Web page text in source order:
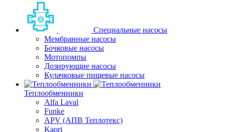
Специальные насосы
Мембранные насосы
Бочковые насосы
Мотопомпы
Дозирующие насосы
Кулачковые пищевые насосы
Теплообменники
Alfa Laval
Funke
APV (АПВ Теплотекс)
Kaori